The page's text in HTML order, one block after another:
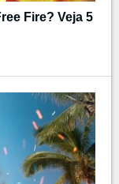
Fire? Veja 5